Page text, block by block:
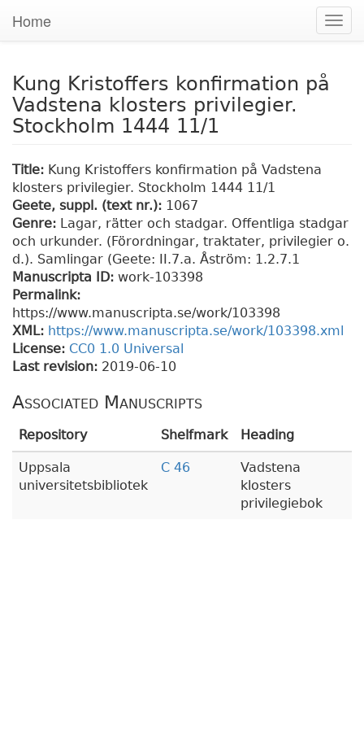
Home
Kung Kristoffers konfirmation på
Vadstena klosters privilegier.
Stockholm 1444 11/1
Title: Kung Kristoffers konfirmation på Vadstena
klosters privilegier. Stockholm 1444 11/1
Geete, suppl. (text nr.): 1067
Genre: Lagar, rätter och stadgar. Offentliga stadgar
och urkunder. (Förordningar, traktater, privilegier o.
d.). Samlingar (Geete: II.7.a. Åström: 1.2.7.1
Manuscripta ID: work-103398
Permalink:
https://www.manuscripta.se/work/103398
XML: https://www.manuscripta.se/work/103398.xml
License: CC0 1.0 Universal
Last revision: 2019-06-10
Associated Manuscripts
Repository Shelfmark Heading
Uppsala
universitetsbibliotek
C 46
Vadstena
klosters
privilegiebok